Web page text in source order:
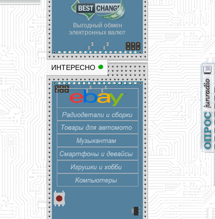
Выгодный обмен
электронных валют
ИНТЕРЕСНО